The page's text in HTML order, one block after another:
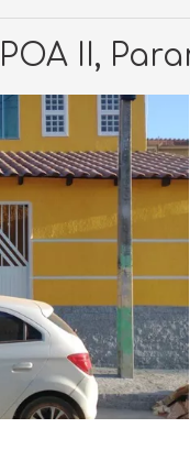
II,